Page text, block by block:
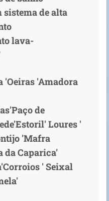
sistema de alta
lava-
'Oeiras 'Amadora
de
Loures '
'Mafra
da Caparica'
' Seixal